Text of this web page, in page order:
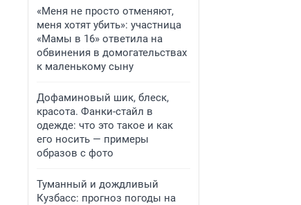
«Меня не просто отменяют,
меня хотят убить»: участница
«Мамы в 16» ответила на
обвинения в домогательствах
к маленькому сыну
Дофаминовый шик, блеск,
красота. Фанки-стайл в
одежде: что это такое и как
его носить — примеры
образов с фото
Туманный и дождливый
Кузбасс: прогноз погоды на